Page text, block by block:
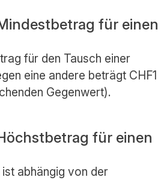
für einen
für den Tausch einer
eine andere beträgt CHF1
Gegenwert).
für einen
abhängig von der